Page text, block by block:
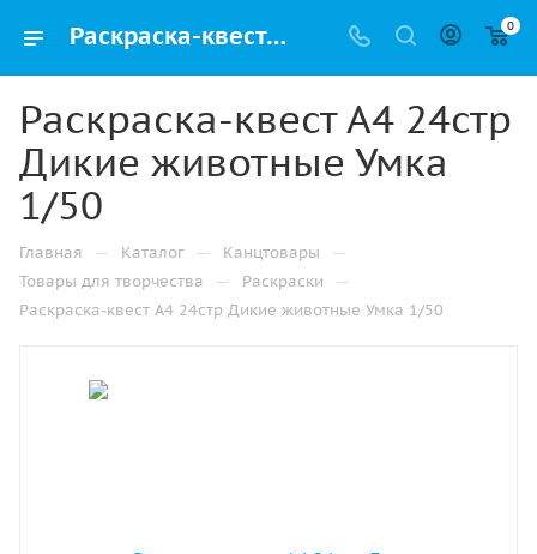
Раскраска-квест А4 24стр Дикие животные Умка 1/50 купить оптом и в розницу в Челябинске 0
Раскраска-квест А4 24стр
Дикие животные Умка
1/50
Главная — Каталог — Канцтовары —
Товары для творчества — Раскраски —
Раскраска-квест А4 24стр Дикие животные Умка 1/50